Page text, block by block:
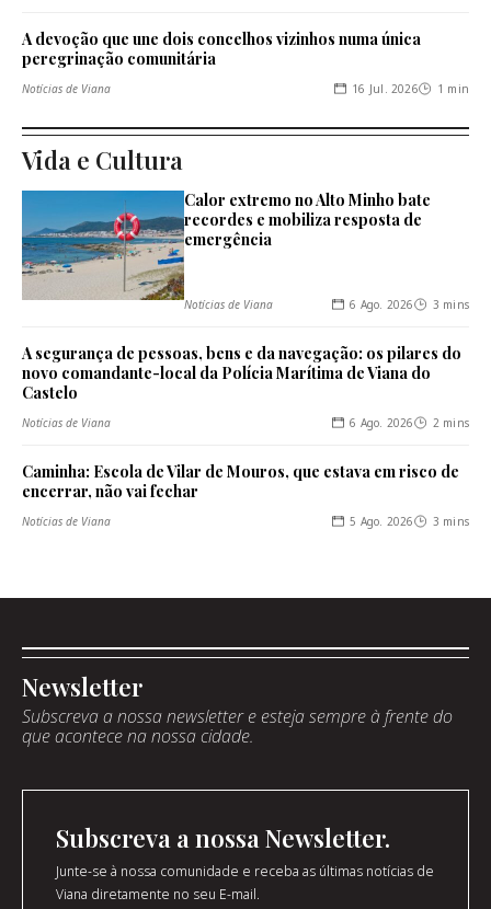
A devoção que une dois concelhos vizinhos numa única
peregrinação comunitária
Notícias de Viana 16 Jul. 2026 1 min
Vida e Cultura
Calor extremo no Alto Minho bate
recordes e mobiliza resposta de
emergência
Notícias de Viana 6 Ago. 2026 3 mins
A segurança de pessoas, bens e da navegação: os pilares do
novo comandante-local da Polícia Marítima de Viana do
Castelo
Notícias de Viana 6 Ago. 2026 2 mins
Caminha: Escola de Vilar de Mouros, que estava em risco de
encerrar, não vai fechar
Notícias de Viana 5 Ago. 2026 3 mins
Newsletter
Subscreva a nossa newsletter e esteja sempre à frente do
que acontece na nossa cidade.
Subscreva a nossa Newsletter.
Junte-se à nossa comunidade e receba as últimas notícias de
Viana diretamente no seu E-mail.